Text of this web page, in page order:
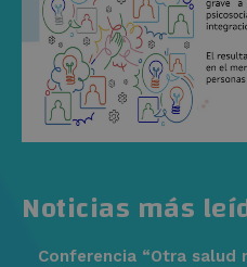
Noticias más
Conferencia “Otra salud